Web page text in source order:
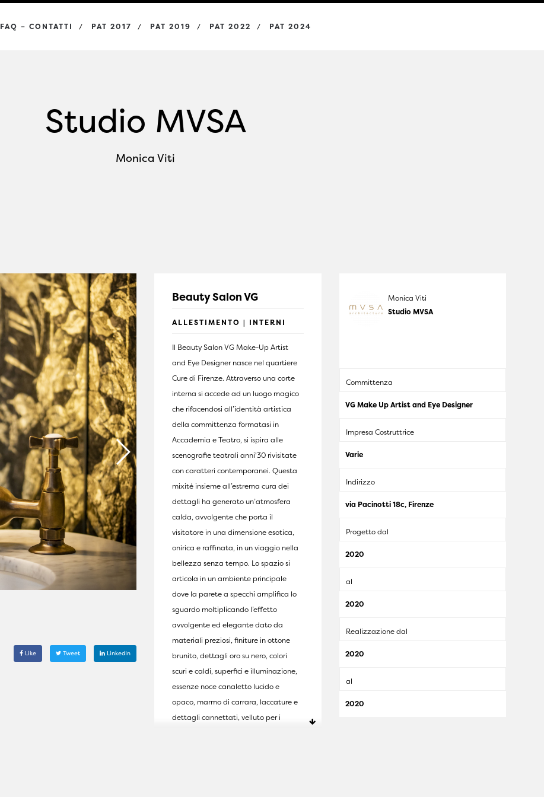
FAQ – CONTATTI PAT 2017 PAT 2019 PAT 2022 PAT 2024
Studio MVSA
Monica Viti
Like Tweet LinkedIn
Beauty Salon VG
ALLESTIMENTO | INTERNI
Il Beauty Salon VG Make-Up Artist
and Eye Designer nasce nel quartiere
Cure di Firenze. Attraverso una corte
interna si accede ad un luogo magico
che rifacendosi all’identità artistica
della committenza formatasi in
Accademia e Teatro, si ispira alle
scenografie teatrali anni'30 rivisitate
con caratteri contemporanei. Questa
mixité insieme all’estrema cura dei
dettagli ha generato un’atmosfera
calda, avvolgente che porta il
visitatore in una dimensione esotica,
onirica e raffinata, in un viaggio nella
bellezza senza tempo. Lo spazio si
articola in un ambiente principale
dove la parete a specchi amplifica lo
sguardo moltiplicando l’effetto
avvolgente ed elegante dato da
materiali preziosi, finiture in ottone
brunito, dettagli oro su nero, colori
scuri e caldi, superfici e illuminazione,
essenze noce canaletto lucido e
opaco, marmo di carrara, laccature e
dettagli cannettati, velluto per i
Monica Viti
Studio MVSA
Committenza
VG Make Up Artist and Eye Designer
Impresa Costruttrice
Varie
Indirizzo
via Pacinotti 18c, Firenze
Progetto dal
2020
al
2020
Realizzazione dal
2020
al
2020